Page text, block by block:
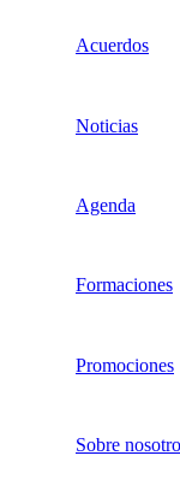
Acuerdos
Noticias
Agenda
Formaciones
Promociones
Sobre